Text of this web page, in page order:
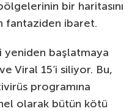
bir haritasını
fantaziden ibaret.
yeniden başlatmaya
Viral 15’i siliyor. Bu,
programına
olarak bütün kötü